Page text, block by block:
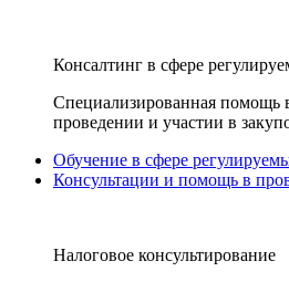
Консалтинг в сфере
Специализированная помощь
проведении и участии в
Обучение в сфере
Консультации и помощь в
Налоговое консультирование